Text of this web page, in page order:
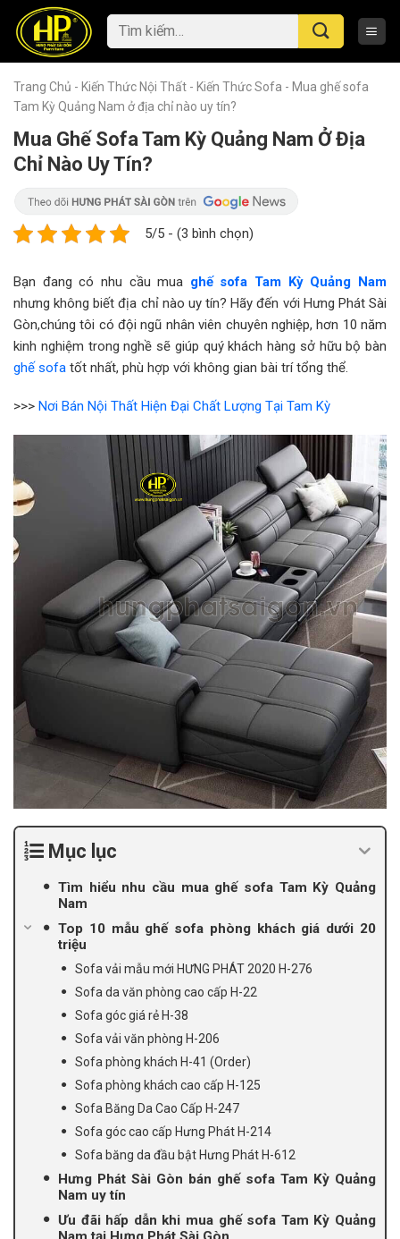
content
Tìm
kiếm:
Trang Chủ - Kiến Thức Nội Thất - Kiến Thức Sofa - Mua ghế sofa
Tam Kỳ Quảng Nam ở địa chỉ nào uy tín?
Mua Ghế Sofa Tam Kỳ Quảng Nam Ở Địa
Chỉ Nào Uy Tín?
5/5 - (3 bình chọn)
Bạn đang có nhu cầu mua ghế sofa Tam Kỳ Quảng Nam
nhưng không biết địa chỉ nào uy tín? Hãy đến với Hưng Phát Sài
Gòn,chúng tôi có đội ngũ nhân viên chuyên nghiệp, hơn 10 năm
kinh nghiệm trong nghề sẽ giúp quý khách hàng sở hữu bộ bàn
ghế sofa tốt nhất, phù hợp với không gian bài trí tổng thể.
>>> Nơi Bán Nội Thất Hiện Đại Chất Lượng Tại Tam Kỳ
Mục lục
Tìm hiểu nhu cầu mua ghế sofa Tam Kỳ Quảng
Nam
Top 10 mẫu ghế sofa phòng khách giá dưới 20
triệu
Sofa vải mẫu mới HƯNG PHÁT 2020 H-276
Sofa da văn phòng cao cấp H-22
Sofa góc giá rẻ H-38
Sofa vải văn phòng H-206
Sofa phòng khách H-41 (Order)
Sofa phòng khách cao cấp H-125
Sofa Băng Da Cao Cấp H-247
Sofa góc cao cấp Hưng Phát H-214
Sofa băng da đầu bật Hưng Phát H-612
Hưng Phát Sài Gòn bán ghế sofa Tam Kỳ Quảng
Nam uy tín
Ưu đãi hấp dẫn khi mua ghế sofa Tam Kỳ Quảng